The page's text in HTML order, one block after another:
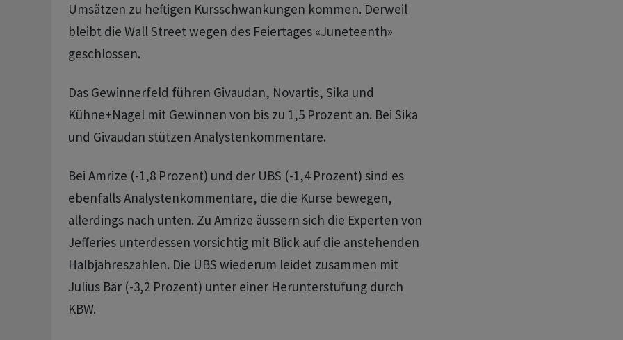
Umsätzen zu heftigen Kursschwankungen kommen. Derweil
bleibt die Wall Street wegen des Feiertages «Juneteenth»
geschlossen.
Das Gewinnerfeld führen Givaudan, Novartis, Sika und
Kühne+Nagel mit Gewinnen von bis zu 1,5 Prozent an. Bei Sika
und Givaudan stützen Analystenkommentare.
Bei Amrize (-1,8 Prozent) und der UBS (-1,4 Prozent) sind es
ebenfalls Analystenkommentare, die die Kurse bewegen,
allerdings nach unten. Zu Amrize äussern sich die Experten von
Jefferies unterdessen vorsichtig mit Blick auf die anstehenden
Halbjahreszahlen. Die UBS wiederum leidet zusammen mit
Julius Bär (-3,2 Prozent) unter einer Herunterstufung durch
KBW.